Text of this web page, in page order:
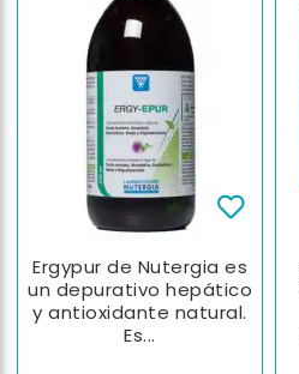
Ergypur de Nutergia es
un depurativo hepático
y antioxidante natural.
Es...